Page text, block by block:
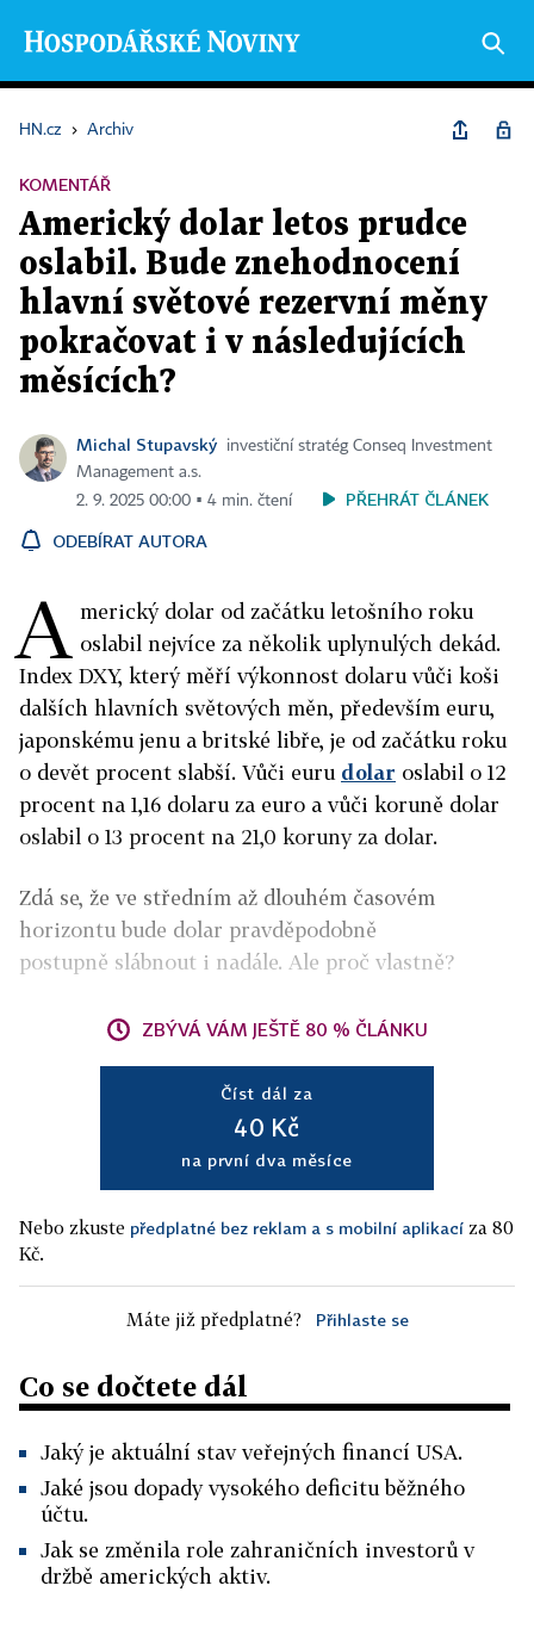
HN.cz › Archiv
KOMENTÁŘ
Americký dolar letos prudce
oslabil. Bude znehodnocení
hlavní světové rezervní měny
pokračovat i v následujících
měsících?
Michal Stupavský
investiční stratég Conseq Investment
Management a.s.
2. 9. 2025 00:00 ▪ 4 min. čtení
PŘEHRÁT ČLÁNEK
ODEBÍRAT AUTORA
A merický dolar od začátku letošního roku
oslabil nejvíce za několik uplynulých dekád.
Index DXY, který měří výkonnost dolaru vůči koši
dalších hlavních světových měn, především euru,
japonskému jenu a britské libře, je od začátku roku
o devět procent slabší. Vůči euru dolar oslabil o 12
procent na 1,16 dolaru za euro a vůči koruně dolar
oslabil o 13 procent na 21,0 koruny za dolar.
Zdá se, že ve středním až dlouhém časovém
horizontu bude dolar pravděpodobně
postupně slábnout i nadále. Ale proč vlastně?
ZBÝVÁ VÁM JEŠTĚ 80 % ČLÁNKU
Číst dál za
40 Kč
na první dva měsíce
Nebo zkuste předplatné bez reklam a s mobilní aplikací za 80
Kč.
Máte již předplatné? Přihlaste se
Co se dočtete dál
Jaký je aktuální stav veřejných financí USA.
Jaké jsou dopady vysokého deficitu běžného
účtu.
Jak se změnila role zahraničních investorů v
držbě amerických aktiv.